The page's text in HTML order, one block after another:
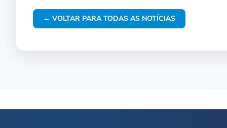
← VOLTAR PARA TODAS AS NOTÍCIAS